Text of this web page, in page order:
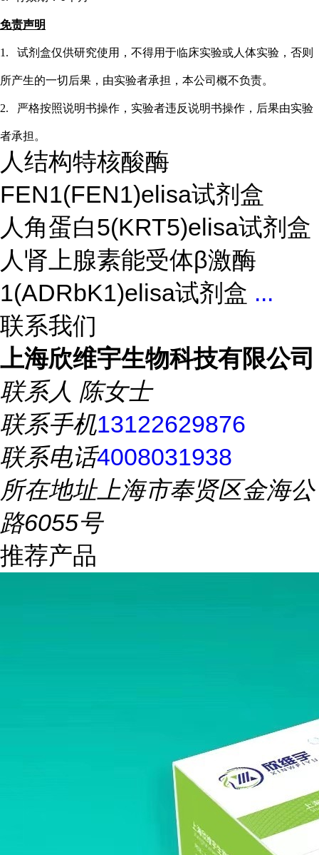
免责声明
1. 试剂盒仅供研究使用，不得用于临床实验或人 体实验，否则
所产生的一切后果，由实验者承担，本公司概不负责。
2. 严格按照说明书操作，实验者违反说明书操作，后果由实验
者承担。
人结构特核酸酶
FEN1(FEN1)elisa试剂盒
人角蛋白5(KRT5)elisa试剂盒
人肾上腺素能受体β激酶
1(ADRbK1)elisa试剂盒 ...
联系我们
上海欣维宇生物科技有限公司
联系人 陈女士
联系手机13122629876
联系电话4008031938
所在地址上海市奉贤区金海公
路6055号
推荐产品